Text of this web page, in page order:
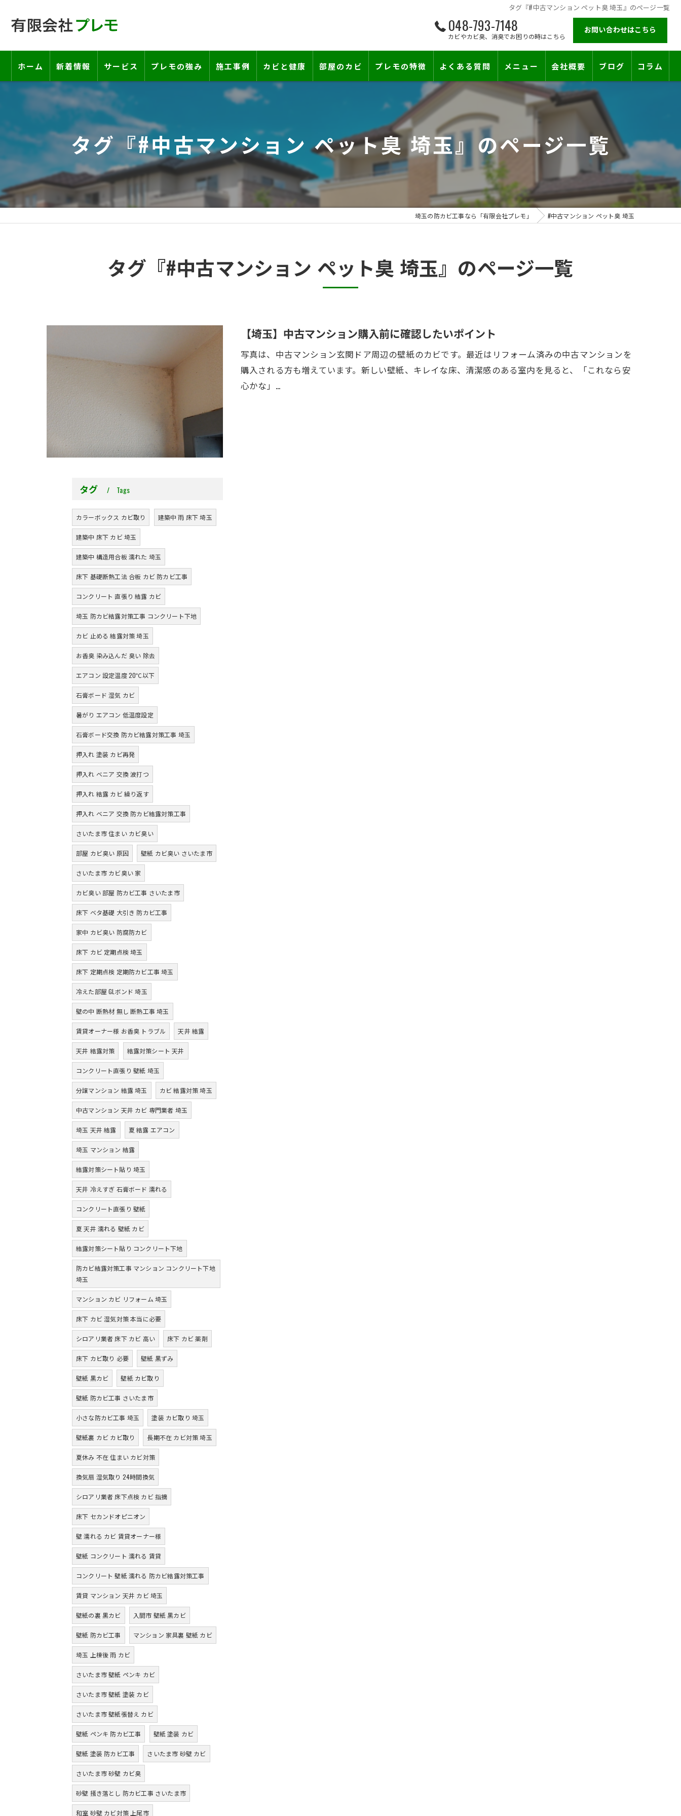
タグ『#中古マンション ペット臭 埼玉』のページ一覧
048-793-7148
カビやカビ臭、消臭でお困りの時はこちら
お問い合わせはこちら
ホーム 新着情報 サービス
工事の流れ―契約書・保証書について―
お客様の声
プレモの強み 施工事例 カビと健康 部屋のカビ
壁紙下地防カビ工事
壁紙カビ・壁紙下地のカビ
賃貸住宅のカビ
『またか…』の天井結露クレームに終止符を。賃貸オーナー様が最後に頼る専門工事
カビと結露対策
押入れ・収納・クローゼットのカビ
プレモの特徴
床下のカビ
建築中のカビ
コンクリートのカビ
漏水事故のカビ
雨漏りによるカビ
部屋の除菌消臭
よくある質問 メニュー 会社概要
施工対応エリア
ブログ コラム
タグ『#中古マンション ペット臭 埼玉』のページ一覧
埼玉の防カビ工事なら「有限会社プレモ」 #中古マンション ペット臭 埼玉
タグ『#中古マンション ペット臭 埼玉』のページ一覧
【埼玉】中古マンション購入前に確認したいポイント
写真は、中古マンション玄関ドア周辺の壁紙のカビです。最近はリフォーム済みの中古マンションを
購入される方も増えています。新しい壁紙、キレイな床、清潔感のある室内を見ると、「これなら安
心かな」…
タグ Tags
カラーボックス カビ取り 建築中 雨 床下 埼玉
建築中 床下 カビ 埼玉
建築中 構造用合板 濡れた 埼玉
床下 基礎断熱工法 合板 カビ 防カビ工事
コンクリート 直張り 結露 カビ
埼玉 防カビ結露対策工事 コンクリート下地
カビ 止める 結露対策 埼玉
お香臭 染み込んだ 臭い 除去
エアコン 設定温度 20℃以下
石膏ボード 湿気 カビ
暑がり エアコン 低温度設定
石膏ボード交換 防カビ結露対策工事 埼玉
押入れ 塗装 カビ再発
押入れ ベニア 交換 波打つ
押入れ 結露 カビ 繰り返す
押入れ ベニア 交換 防カビ結露対策工事
さいたま市 住まい カビ臭い
部屋 カビ臭い 原因 壁紙 カビ臭い さいたま市
さいたま市 カビ臭い 家
カビ臭い 部屋 防カビ工事 さいたま市
床下 ベタ基礎 大引き 防カビ工事
家中 カビ臭い 防腐防カビ
床下 カビ 定期点検 埼玉
床下 定期点検 定期防カビ工事 埼玉
冷えた部屋 GLボンド 埼玉
壁の中 断熱材 無し 断熱工事 埼玉
賃貸オーナー様 お香臭 トラブル 天井 結露
天井 結露対策 結露対策シート 天井
コンクリート直張り 壁紙 埼玉
分譲マンション 結露 埼玉 カビ 結露対策 埼玉
中古マンション 天井 カビ 専門業者 埼玉
埼玉 天井 結露 夏 結露 エアコン
埼玉 マンション 結露
結露対策シート貼り 埼玉
天井 冷えすぎ 石膏ボード 濡れる
コンクリート直張り 壁紙
夏 天井 濡れる 壁紙 カビ
結露対策シート貼り コンクリート下地
防カビ結露対策工事 マンション コンクリート下地
埼玉
マンション カビ リフォーム 埼玉
床下 カビ 湿気対策 本当に必要
シロアリ業者 床下 カビ 高い 床下 カビ 薬剤
床下 カビ取り 必要 壁紙 黒ずみ
壁紙 黒カビ 壁紙 カビ取り
壁紙 防カビ工事 さいたま市
小さな防カビ工事 埼玉 塗装 カビ取り 埼玉
壁紙裏 カビ カビ取り 長期不在 カビ対策 埼玉
夏休み 不在 住まい カビ対策
換気扇 湿気取り 24時間換気
シロアリ業者 床下点検 カビ 指摘
床下 セカンドオピニオン
壁 濡れる カビ 賃貸オーナー様
壁紙 コンクリート 濡れる 賃貸
コンクリート 壁紙 濡れる 防カビ結露対策工事
賃貸 マンション 天井 カビ 埼玉
壁紙の裏 黒カビ 入間市 壁紙 黒カビ
壁紙 防カビ工事 マンション 家具裏 壁紙 カビ
埼玉 上棟後 雨 カビ
さいたま市 壁紙 ペンキ カビ
さいたま市 壁紙 塗装 カビ
さいたま市 壁紙張替え カビ
壁紙 ペンキ 防カビ工事 壁紙 塗装 カビ
壁紙 塗装 防カビ工事 さいたま市 砂壁 カビ
さいたま市 砂壁 カビ臭
砂壁 掻き落とし 防カビ工事 さいたま市
和室 砂壁 カビ対策 上尾市